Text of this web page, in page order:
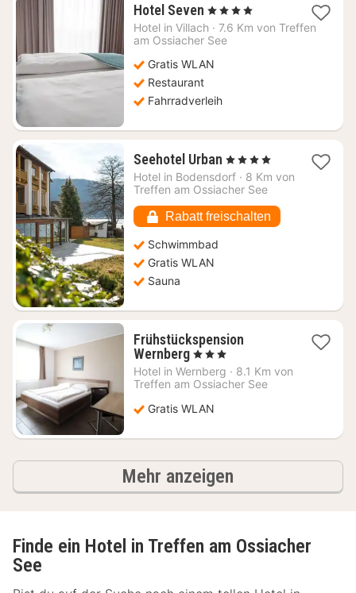
Hotel Seven 1
Nacht
ab
€
, 4 Sterne
Hotel in Villach · 7.6 Km von Treffen
am Ossiacher See
Gratis WLAN
Restaurant
Fahrradverleih
Seehotel Urban 1
Nacht
ab
€
, 4 Sterne
Hotel in Bodensdorf · 8 Km von
Treffen am Ossiacher See
Rabatt freischalten
Schwimmbad
Gratis WLAN
Sauna
Frühstückspension
Wernberg1
Nacht
ab
€
, 3 Sterne
Hotel in Wernberg · 8.1 Km von
Treffen am Ossiacher See
Gratis WLAN
Mehr anzeigen
Finde ein Hotel in Treffen am Ossiacher
See